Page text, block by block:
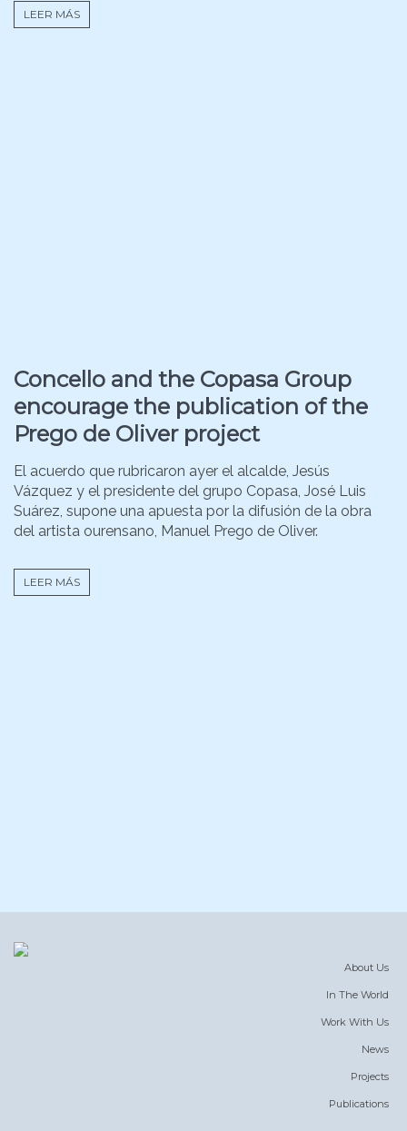
LEER MÁS
Concello and the Copasa Group
encourage the publication of the
Prego de Oliver project
El acuerdo que rubricaron ayer el alcalde, Jesús
Vázquez y el presidente del grupo Copasa, José Luis
Suárez, supone una apuesta por la difusión de la obra
del artista ourensano, Manuel Prego de Oliver.
LEER MÁS
About Us
In The World
Work With Us
News
Projects
Publications